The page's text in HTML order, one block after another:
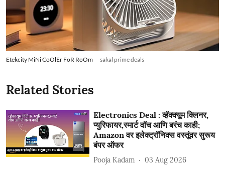
Etekcity MiNi CoOlEr FoR RoOm sakal prime deals
Related Stories
Electronics Deal : व्हॅक्क्यूम क्लिनर,
प्युरिफायर,स्मार्ट वॉच आणि बरंच काही;
Amazon वर इलेक्ट्रॉनिक्स वस्तूंवर सुरूय
बंपर ऑफर
Pooja Kadam 03 Aug 2026